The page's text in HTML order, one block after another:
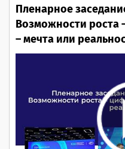
Пленарное
Возможности роста
– мечта или